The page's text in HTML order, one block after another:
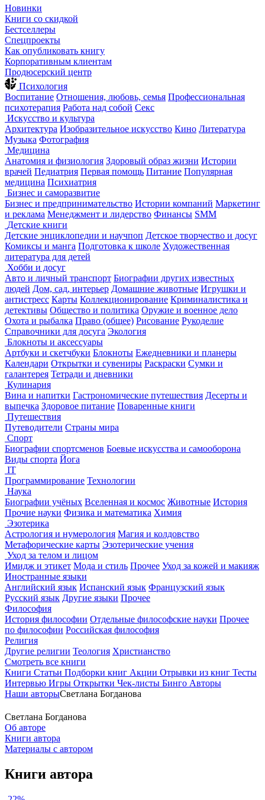
Новинки
Книги со скидкой
Бестселлеры
Спецпроекты
Как опубликовать книгу
Корпоративным клиентам
Продюсерский центр
Психология
Воспитание Отношения, любовь, семья Профессиональная
психотерапия Работа над собой Секс
Искусство и культура
Архитектура Изобразительное искусство Кино Литература
Музыка Фотография
Медицина
Анатомия и физиология Здоровый образ жизни Истории
врачей Педиатрия Первая помощь Питание Популярная
медицина Психиатрия
Бизнес и саморазвитие
Бизнес и предпринимательство Истории компаний Маркетинг
и реклама Менеджмент и лидерство Финансы SMM
Детские книги
Детские энциклопедии и научпоп Детское творчество и досуг
Комиксы и манга Подготовка к школе Художественная
литература для детей
Хобби и досуг
Авто и личный транспорт Биографии других известных
людей Дом, сад, интерьер Домашние животные Игрушки и
антистресс Карты Коллекционирование Криминалистика и
детективы Общество и политика Оружие и военное дело
Охота и рыбалка Право (общее) Рисование Рукоделие
Справочники для досуга Экология
Блокноты и аксессуары
Артбуки и скетчбуки Блокноты Ежедневники и планеры
Календари Открытки и сувениры Раскраски Сумки и
галантерея Тетради и дневники
Кулинария
Вина и напитки Гастрономические путешествия Десерты и
выпечка Здоровое питание Поваренные книги
Путешествия
Путеводители Страны мира
Спорт
Биографии спортсменов Боевые искусства и самооборона
Виды спорта Йога
IT
Программирование Технологии
Наука
Биографии учёных Вселенная и космос Животные История
Прочие науки Физика и математика Химия
Эзотерика
Астрология и нумерология Магия и колдовство
Метафорические карты Эзотерические учения
Уход за телом и лицом
Имидж и этикет Мода и стиль Прочее Уход за кожей и макияж
Иностранные языки
Английский язык Испанский язык Французский язык
Русский язык Другие языки Прочее
Философия
История философии Отдельные философские науки Прочее
по философии Российская философия
Религия
Другие религии Теология Христианство
Смотреть все книги
Книги Статьи Подборки книг Акции Отрывки из книг Тесты
Интервью Игры Открытки Чек-листы Бинго Авторы
Наши авторыСветлана Богданова
Светлана Богданова
Об авторе
Книги автора
Материалы с автором
Книги автора